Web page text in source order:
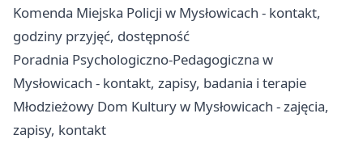
Komenda Miejska Policji w Mysłowicach - kontakt,
godziny przyjęć, dostępność
Poradnia Psychologiczno-Pedagogiczna w
Mysłowicach - kontakt, zapisy, badania i terapie
Młodzieżowy Dom Kultury w Mysłowicach - zajęcia,
zapisy, kontakt